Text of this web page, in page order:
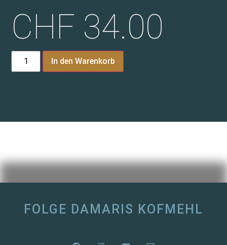
CHF 34.00
In den Warenkorb
FOLGE DAMARIS KOFMEHL